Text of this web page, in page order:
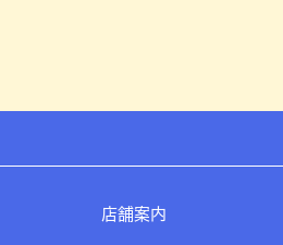
店舗案内